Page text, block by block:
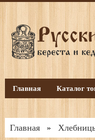
Главная Каталог
Главная »